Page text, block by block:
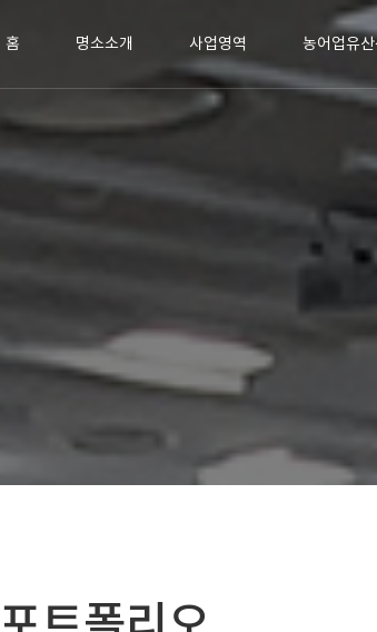
홈 명소소개 사업영역 농어업유